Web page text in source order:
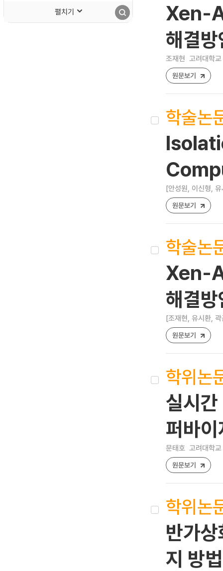
펼치기
Xen-
해결방
조재현 고려대학
원문보기
학술논
[안성원, 이신형,
원문보기
학술논
Xen-
해결방
[조재현, 유시환,
원문보기
학위논
실시
퍼바
문태호 고려대학
원문보기
학위논
반가
지 방